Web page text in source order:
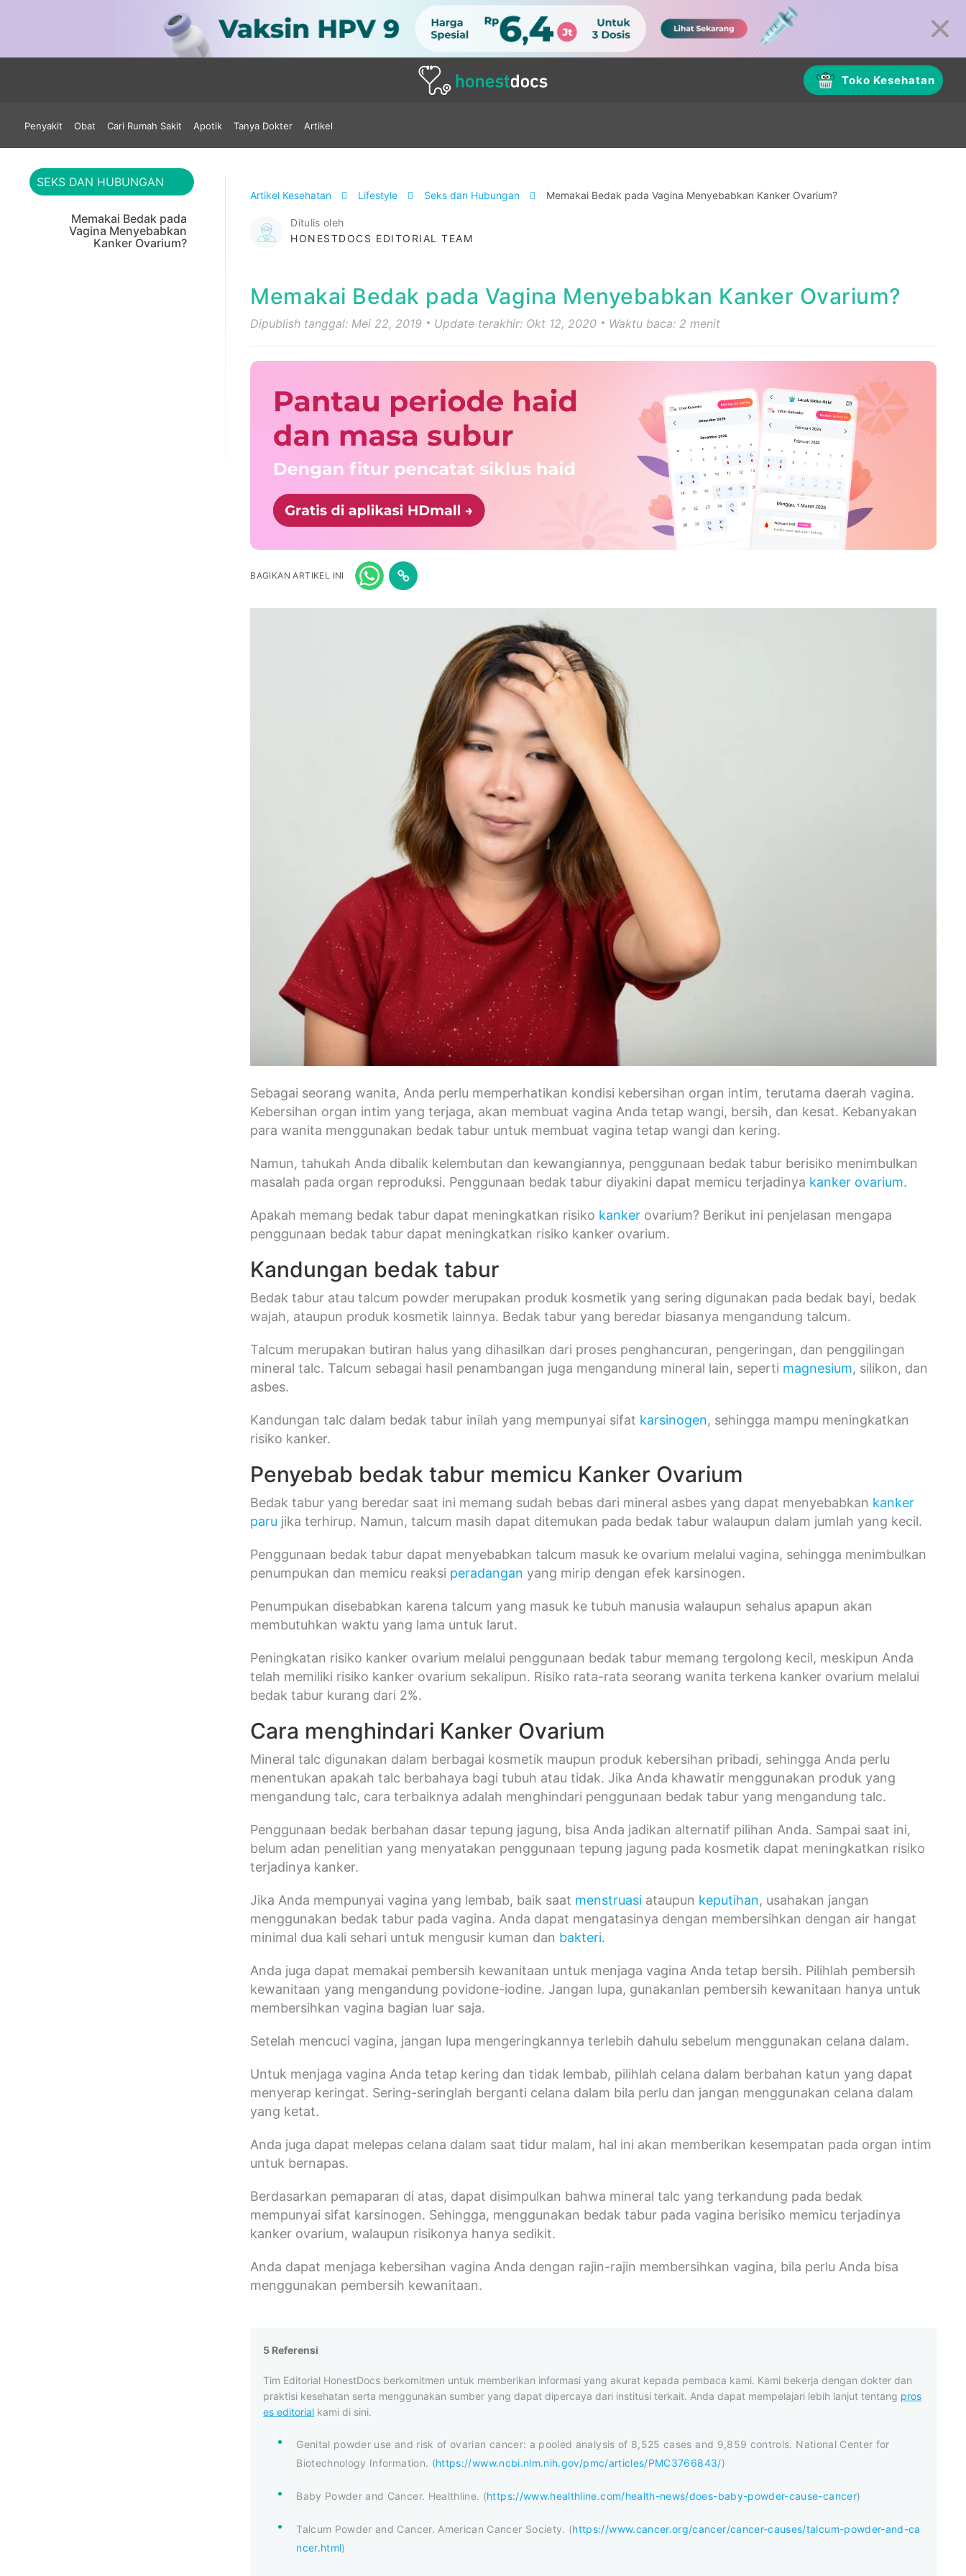
Toko Kesehatan
Penyakit Obat Cari Rumah Sakit Apotik Tanya Dokter Artikel
SEKS DAN HUBUNGAN
Memakai Bedak pada
Vagina Menyebabkan
Kanker Ovarium?
Artikel Kesehatan Lifestyle Seks dan Hubungan Memakai Bedak pada Vagina Menyebabkan Kanker Ovarium?
Ditulis oleh
HONESTDOCS EDITORIAL TEAM
Memakai Bedak pada Vagina Menyebabkan Kanker Ovarium?
Dipublish tanggal: Mei 22, 2019 Update terakhir: Okt 12, 2020 Waktu baca: 2 menit
BAGIKAN ARTIKEL INI
Sebagai seorang wanita, Anda perlu memperhatikan kondisi kebersihan organ intim, terutama daerah vagina.
Kebersihan organ intim yang terjaga, akan membuat vagina Anda tetap wangi, bersih, dan kesat. Kebanyakan
para wanita menggunakan bedak tabur untuk membuat vagina tetap wangi dan kering.
Namun, tahukah Anda dibalik kelembutan dan kewangiannya, penggunaan bedak tabur berisiko menimbulkan
masalah pada organ reproduksi. Penggunaan bedak tabur diyakini dapat memicu terjadinya kanker ovarium.
Apakah memang bedak tabur dapat meningkatkan risiko kanker ovarium? Berikut ini penjelasan mengapa
penggunaan bedak tabur dapat meningkatkan risiko kanker ovarium.
Kandungan bedak tabur
Bedak tabur atau talcum powder merupakan produk kosmetik yang sering digunakan pada bedak bayi, bedak
wajah, ataupun produk kosmetik lainnya. Bedak tabur yang beredar biasanya mengandung talcum.
Talcum merupakan butiran halus yang dihasilkan dari proses penghancuran, pengeringan, dan penggilingan
mineral talc. Talcum sebagai hasil penambangan juga mengandung mineral lain, seperti magnesium, silikon, dan
asbes.
Kandungan talc dalam bedak tabur inilah yang mempunyai sifat karsinogen, sehingga mampu meningkatkan
risiko kanker.
Penyebab bedak tabur memicu Kanker Ovarium
Bedak tabur yang beredar saat ini memang sudah bebas dari mineral asbes yang dapat menyebabkan kanker
paru jika terhirup. Namun, talcum masih dapat ditemukan pada bedak tabur walaupun dalam jumlah yang kecil.
Penggunaan bedak tabur dapat menyebabkan talcum masuk ke ovarium melalui vagina, sehingga menimbulkan
penumpukan dan memicu reaksi peradangan yang mirip dengan efek karsinogen.
Penumpukan disebabkan karena talcum yang masuk ke tubuh manusia walaupun sehalus apapun akan
membutuhkan waktu yang lama untuk larut.
Peningkatan risiko kanker ovarium melalui penggunaan bedak tabur memang tergolong kecil, meskipun Anda
telah memiliki risiko kanker ovarium sekalipun. Risiko rata-rata seorang wanita terkena kanker ovarium melalui
bedak tabur kurang dari 2%.
Cara menghindari Kanker Ovarium
Mineral talc digunakan dalam berbagai kosmetik maupun produk kebersihan pribadi, sehingga Anda perlu
menentukan apakah talc berbahaya bagi tubuh atau tidak. Jika Anda khawatir menggunakan produk yang
mengandung talc, cara terbaiknya adalah menghindari penggunaan bedak tabur yang mengandung talc.
Penggunaan bedak berbahan dasar tepung jagung, bisa Anda jadikan alternatif pilihan Anda. Sampai saat ini,
belum adan penelitian yang menyatakan penggunaan tepung jagung pada kosmetik dapat meningkatkan risiko
terjadinya kanker.
Jika Anda mempunyai vagina yang lembab, baik saat menstruasi ataupun keputihan, usahakan jangan
menggunakan bedak tabur pada vagina. Anda dapat mengatasinya dengan membersihkan dengan air hangat
minimal dua kali sehari untuk mengusir kuman dan bakteri.
Anda juga dapat memakai pembersih kewanitaan untuk menjaga vagina Anda tetap bersih. Pilihlah pembersih
kewanitaan yang mengandung povidone-iodine. Jangan lupa, gunakanlan pembersih kewanitaan hanya untuk
membersihkan vagina bagian luar saja.
Setelah mencuci vagina, jangan lupa mengeringkannya terlebih dahulu sebelum menggunakan celana dalam.
Untuk menjaga vagina Anda tetap kering dan tidak lembab, pilihlah celana dalam berbahan katun yang dapat
menyerap keringat. Sering-seringlah berganti celana dalam bila perlu dan jangan menggunakan celana dalam
yang ketat.
Anda juga dapat melepas celana dalam saat tidur malam, hal ini akan memberikan kesempatan pada organ intim
untuk bernapas.
Berdasarkan pemaparan di atas, dapat disimpulkan bahwa mineral talc yang terkandung pada bedak
mempunyai sifat karsinogen. Sehingga, menggunakan bedak tabur pada vagina berisiko memicu terjadinya
kanker ovarium, walaupun risikonya hanya sedikit.
Anda dapat menjaga kebersihan vagina Anda dengan rajin-rajin membersihkan vagina, bila perlu Anda bisa
menggunakan pembersih kewanitaan.
5 Referensi
Tim Editorial HonestDocs berkomitmen untuk memberikan informasi yang akurat kepada pembaca kami. Kami bekerja dengan dokter dan
praktisi kesehatan serta menggunakan sumber yang dapat dipercaya dari institusi terkait. Anda dapat mempelajari lebih lanjut tentang pros
es editorial kami di sini.
Genital powder use and risk of ovarian cancer: a pooled analysis of 8,525 cases and 9,859 controls. National Center for
Biotechnology Information. (https://www.ncbi.nlm.nih.gov/pmc/articles/PMC3766843/)
Baby Powder and Cancer. Healthline. (https://www.healthline.com/health-news/does-baby-powder-cause-cancer)
Talcum Powder and Cancer. American Cancer Society. (https://www.cancer.org/cancer/cancer-causes/talcum-powder-and-ca
ncer.html)